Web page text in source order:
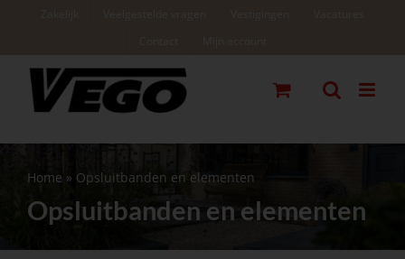
Home » Opsluitbanden en elementen
Opsluitbanden en elementen